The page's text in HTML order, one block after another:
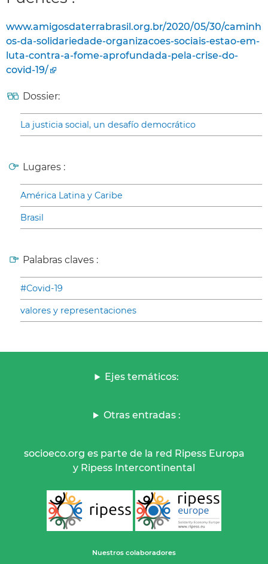
www.amigosdaterrabrasil.org.br/2020/05/30/caminh
os-da-solidariedade-organizacoes-sociais-estao-em-
luta-contra-a-fome-aprofundada-pela-crise-do-
covid-19/
Dossier:
La justicia social, un desafío democrático
Lugares :
América Latina y Caribe
Brasil
Palabras claves :
#Covid-19
valores y representaciones
Ejes temáticos:
Otras entradas :
socioeco.org es parte de la red Ripess Europa
y Ripess Intercontinental
Nuestros colaboradores